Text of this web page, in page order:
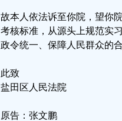
故本人依法诉至你院，望你
考核标准，从源头上规范实
政令统一、保障人民群众的
此致
盐田区人民法院
原告：张文鹏